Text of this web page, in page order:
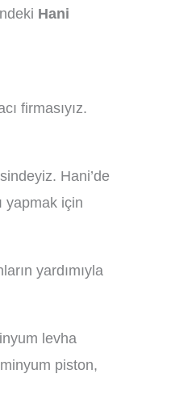
Hani
firmasıyız.
Hani’de
yapmak için
yardımıyla
levha
piston,